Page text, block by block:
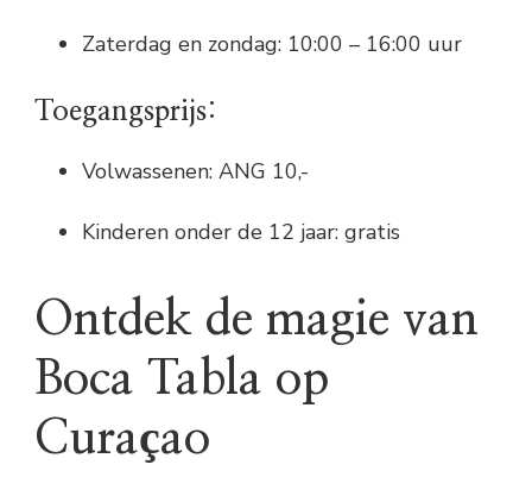
Zaterdag en zondag: 10:00 – 16:00 uur
Toegangsprijs:
Volwassenen: ANG 10,-
Kinderen onder de 12 jaar: gratis
Ontdek de magie van
Boca Tabla op
Curaçao